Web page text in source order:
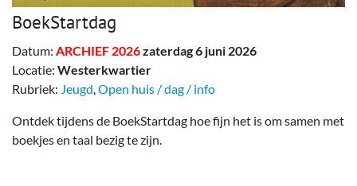
BoekStartdag
Datum: ARCHIEF 2026zaterdag 6 juni 2026
Locatie: Westerkwartier
Rubriek: Jeugd,Open huis / dag / info
Ontdek tijdens de BoekStartdag hoe fijn het is om samen met
boekjes en taal bezig te zijn.